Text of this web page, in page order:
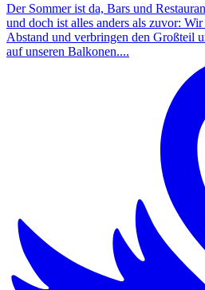
Der Sommer ist da, Bars und
und doch ist alles anders als zuvor:
Abstand und verbringen den Großteil
auf unseren Balkonen....